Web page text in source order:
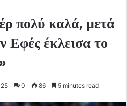
πολύ καλά, μετά
Εφές έκλεισα το
0 86 5 minutes read